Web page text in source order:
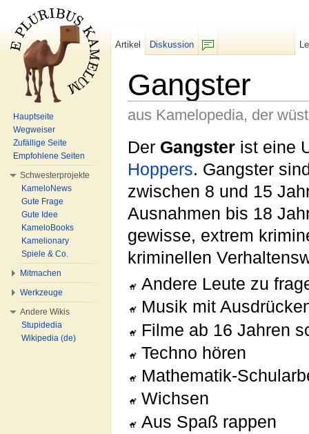
Gangster
aus Kamelopedia, der
Der Gangster ist eine
Hoppers. Gangster
zwischen 8 und 15
Ausnahmen bis 18
gewisse, extrem
kriminellen
Andere Leute zu
Musik mit
Filme ab 16 Jahren
Techno hören
Mathematik-
Wichsen
Aus Spaß rappen
Artikel
Diskussion
Hauptseite
Wegweiser
Zufällige Seite
Empfohlene Seiten
Schwesterprojekte
KameloNews
Gute Frage
Gute Idee
KameloBooks
Kamelionary
Spiele & Co.
Mitmachen
Werkzeuge
Andere Wikis
Stupidedia
Wikipedia (de)